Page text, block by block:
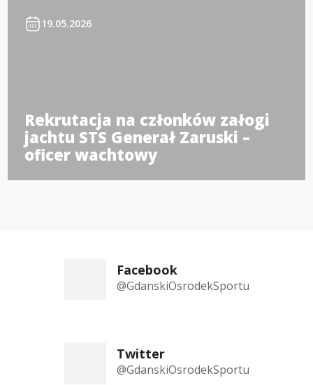
19.05.2026
Rekrutacja na członków załogi
jachtu STS Generał Zaruski –
oficer wachtowy
Facebook
@GdanskiOsrodekSportu
Twitter
@GdanskiOsrodekSportu